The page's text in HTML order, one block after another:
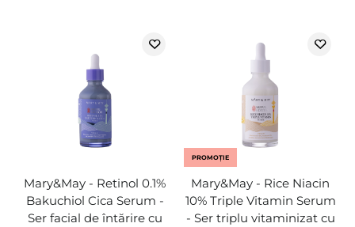
Mary&May - Retinol 0.1%
Bakuchiol Cica Serum -
Ser facial de întărire cu
PROMOȚIE
Mary&May - Rice Niacin
10% Triple Vitamin Serum
- Ser triplu vitaminizat cu